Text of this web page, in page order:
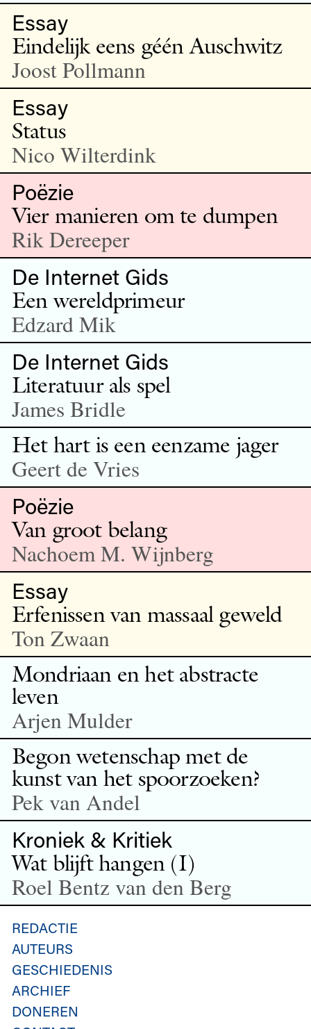
Essay
Eindelijk eens géén Auschwitz
Joost Pollmann
Essay
Status
Nico Wilterdink
Poëzie
Vier manieren om te dumpen
Rik Dereeper
De Internet Gids
Een wereldprimeur
Edzard Mik
De Internet Gids
Literatuur als spel
James Bridle
Het hart is een eenzame jager
Geert de Vries
Poëzie
Van groot belang
Nachoem M. Wijnberg
Essay
Erfenissen van massaal geweld
Ton Zwaan
Mondriaan en het abstracte
leven
Arjen Mulder
Begon wetenschap met de
kunst van het spoorzoeken?
Pek van Andel
Kroniek & Kritiek
Wat blijft hangen (I)
Roel Bentz van den Berg
REDACTIE
AUTEURS
GESCHIEDENIS
ARCHIEF
DONEREN